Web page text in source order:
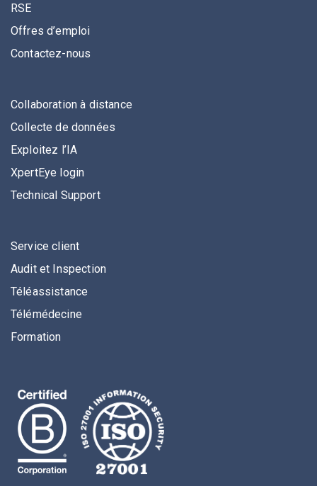
RSE
Offres d’emploi
Contactez-nous
Collaboration à distance
Collecte de données
Exploitez l’IA
XpertEye login
Technical Support
Service client
Audit et Inspection
Téléassistance
Télémédecine
Formation